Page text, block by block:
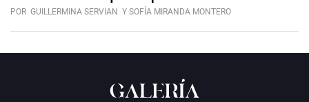
POR GUILLERMINA SERVIAN Y SOFÍA MIRANDA MONTERO